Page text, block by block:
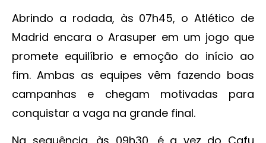
Abrindo a rodada, às 07h45, o Atlético de
Madrid encara o Arasuper em um jogo que
promete equilíbrio e emoção do início ao
fim. Ambas as equipes vêm fazendo boas
campanhas e chegam motivadas para
conquistar a vaga na grande final.